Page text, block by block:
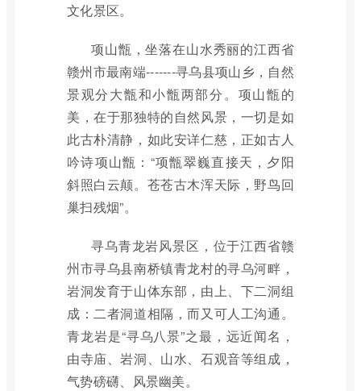
文化景区。
项山甑，坐落在山水秀丽的江西省
赣州市最南端-------寻乌县项山乡，自然
景观分大甑和小甑两部分。项山甑的
美，在于那独特的自然风景，一切是如
此古朴清静，如此安详仁慈，正如古人
吟诗项山甑：“项甑翠巍直接天，夕阳
斜照白云颠。苍苍古木浑天际，野鸟回
巢扫残烟”。
寻乌青龙岩风景区，位于江西省赣
州市寻乌县南桥镇青龙村的寻乌河畔，
岩洞发育于山体东部，由上、下二洞组
成：二者洞道相隔，而又可人工沟通。
青龙岩是“寻乌八景”之最，远近闻名，
由寺庙、岩洞、山水、石观音等组成，
气势磅礴、风景幽美。